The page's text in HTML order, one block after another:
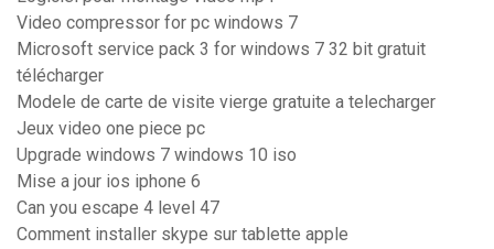
Video compressor for pc windows 7
Microsoft service pack 3 for windows 7 32 bit gratuit
télécharger
Modele de carte de visite vierge gratuite a telecharger
Jeux video one piece pc
Upgrade windows 7 windows 10 iso
Mise a jour ios iphone 6
Can you escape 4 level 47
Comment installer skype sur tablette apple